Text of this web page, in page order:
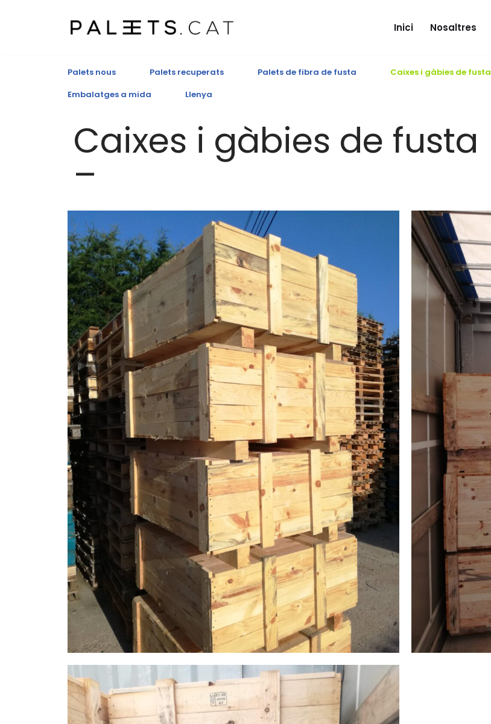
Inici Nosaltres
Palets nous Palets recuperats Palets de fibra de fusta Caixes i gàbies de fusta
Embalatges a mida
Llenya
Caixes i gàbies de fusta
–